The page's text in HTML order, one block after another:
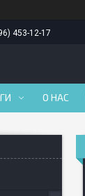
453-12-17
О НАС